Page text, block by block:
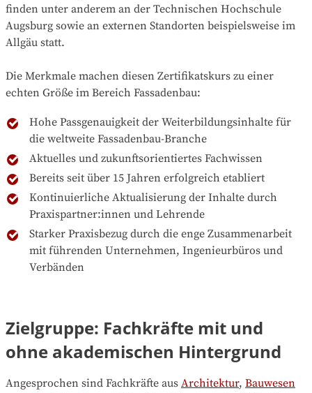
finden unter anderem an der Technischen Hochschule
Augsburg sowie an externen Standorten beispielsweise im
Allgäu statt.
Die Merkmale machen diesen Zertifikatskurs zu einer
echten Größe im Bereich Fassadenbau:
Hohe Passgenauigkeit der Weiterbildungsinhalte für
die weltweite Fassadenbau-Branche
Aktuelles und zukunftsorientiertes Fachwissen
Bereits seit über 15 Jahren erfolgreich etabliert
Kontinuierliche Aktualisierung der Inhalte durch
Praxispartner:innen und Lehrende
Starker Praxisbezug durch die enge Zusammenarbeit
mit führenden Unternehmen, Ingenieurbüros und
Verbänden
Zielgruppe: Fachkräfte mit und
ohne akademischen Hintergrund
Angesprochen sind Fachkräfte aus Architektur, Bauwesen